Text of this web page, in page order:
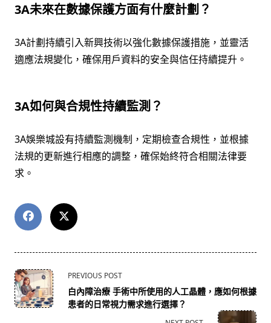
3A未來在數據保護方面有什麼計劃？
3A計劃持續引入新興技術以強化數據保護措施，並靈活
適應法規變化，確保用戶資料的安全與信任持續提升。
3A如何與合規性持續監測？
3A娛樂城設有持續監測機制，定期檢查合規性，並根據
法規的更新進行相應的調整，確保始終符合相關法律要
求。
<span
class="nav-
subtitle
PREVIOUS POST
白內障治療 手術中所使用的人工晶體，應如何根據
患者的日常視力需求進行選擇？